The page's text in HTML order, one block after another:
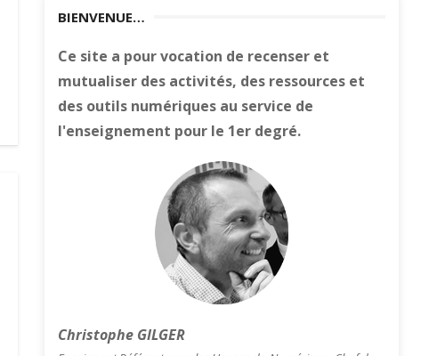
BIENVENUE…
Ce site a pour vocation de recenser et
mutualiser des activités, des ressources et
des outils numériques au service de
l'enseignement pour le 1er degré.
Christophe GILGER